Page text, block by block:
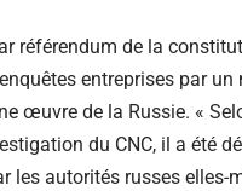
référendum de la
entreprises par
œuvre de la Russie. «
du CNC, il a été
les autorités russes elles-